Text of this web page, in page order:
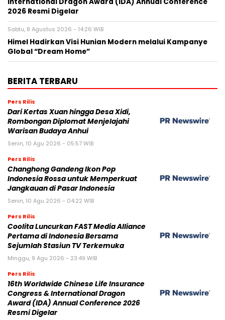
2026 Resmi Digelar
Sabtu, 8 Agustus 2026 - 14:26 WIB
Himel Hadirkan Visi Hunian Modern melalui Kampanye
Global “Dream Home”
BERITA TERBARU
Pers Rilis
Dari Kertas Xuan hingga Desa Xidi,
Rombongan Diplomat Menjelajahi
Warisan Budaya Anhui
Senin, 10 Agu 2026 - 05:57 WIB
Pers Rilis
Changhong Gandeng Ikon Pop
Indonesia Rossa untuk Memperkuat
Jangkauan di Pasar Indonesia
Senin, 10 Agu 2026 - 04:22 WIB
Pers Rilis
Coolita Luncurkan FAST Media Alliance
Pertama di Indonesia Bersama
Sejumlah Stasiun TV Terkemuka
Minggu, 9 Agu 2026 - 23:49 WIB
Pers Rilis
16th Worldwide Chinese Life Insurance
Congress & International Dragon
Award (IDA) Annual Conference 2026
Resmi Digelar